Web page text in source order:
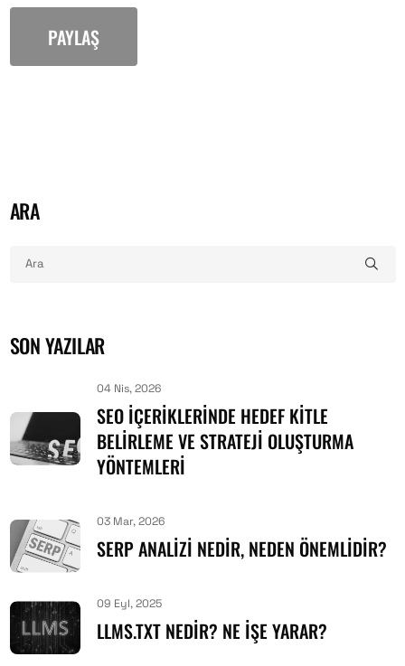
PAYLAŞ
ARA
SON YAZILAR
04 Nis, 2026
SEO İÇERIKLERINDE HEDEF KITLE
BELIRLEME VE STRATEJI OLUŞTURMA
YÖNTEMLERI
03 Mar, 2026
SERP ANALIZI NEDIR, NEDEN ÖNEMLIDIR?
09 Eyl, 2025
LLMS.TXT NEDIR? NE İŞE YARAR?